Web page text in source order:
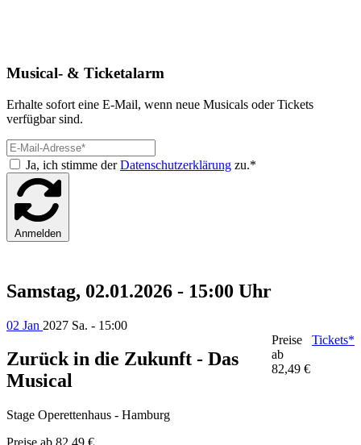
Musical- & Ticketalarm
Erhalte sofort eine E-Mail, wenn neue Musicals oder Tickets
verfügbar sind.
Ja, ich stimme derDatenschutzerklärung zu.*
Anmelden
Samstag, 02.01.2026 - 15:00 Uhr
02 Jan 2027 Sa. - 15:00
Zurück in die Zukunft - Das
Musical
Stage Operettenhaus - Hamburg
Preise
ab
82,49 €
Tickets*